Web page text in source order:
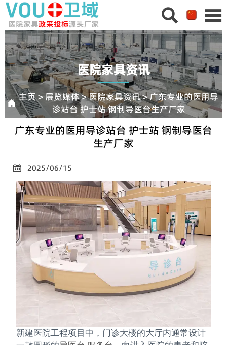
 
医院家具资讯
 主页>展览媒体>医院家具资讯>广东专业的医用导
诊站台 护士站 钢制导医台生产厂家
广东专业的医用导诊站台 护士站 钢制导医台
生产厂家
 2025/06/15
新建医院工程项目中，门诊大楼的大厅内通常设计